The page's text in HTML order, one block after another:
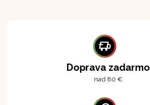
Doprava zadarmo
nad 80 €